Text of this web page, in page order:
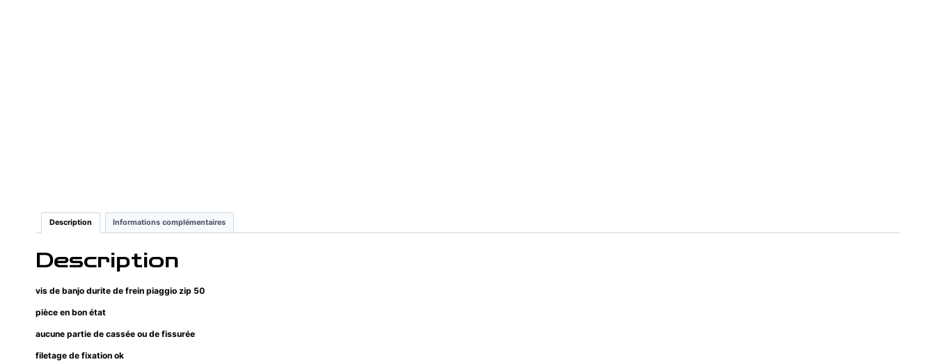
Description Informations complémentaires
Description
vis de banjo durite de frein piaggio zip 50
pièce en bon état
aucune partie de cassée ou de fissurée
filetage de fixation ok